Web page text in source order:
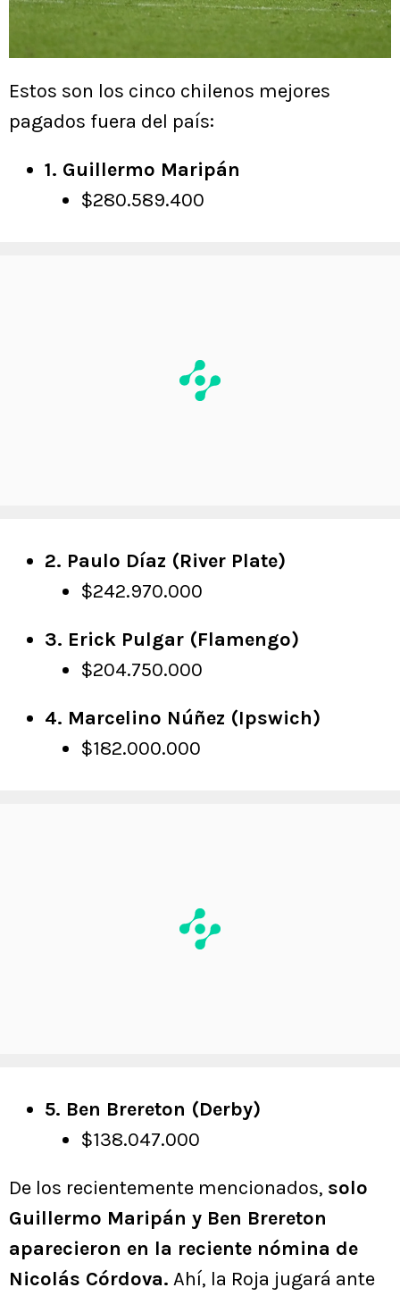
Estos son los cinco chilenos mejores
pagados fuera del país:
1. Guillermo Maripán
$280.589.400
2. Paulo Díaz (River Plate)
$242.970.000
3. Erick Pulgar (Flamengo)
$204.750.000
4. Marcelino Núñez (Ipswich)
$182.000.000
5. Ben Brereton (Derby)
$138.047.000
De los recientemente mencionados, solo
Guillermo Maripán y Ben Brereton
aparecieron en la reciente nómina de
Nicolás Córdova. Ahí, la Roja jugará ante